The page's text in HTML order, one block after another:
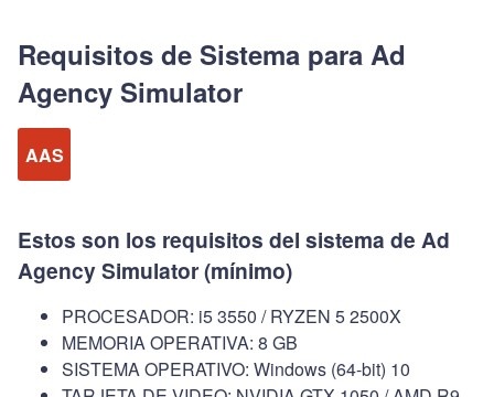
Requisitos de Sistema para Ad
Agency Simulator
AAS
Estos son los requisitos del sistema de Ad
Agency Simulator (mínimo)
PROCESADOR: i5 3550 / RYZEN 5 2500X
MEMORIA OPERATIVA: 8 GB
SISTEMA OPERATIVO: Windows (64-bit) 10